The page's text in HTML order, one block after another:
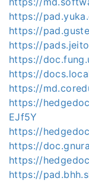
https://
https://
https://
https://
https://
https://
https://
EJf5Y
https://
https://
https://
https://